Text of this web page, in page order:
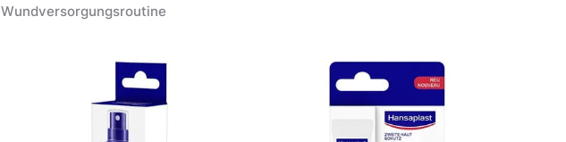
dünnen Film abgedeckt ist.
Trocknen lassen. Wenn nötig, Produktreste nach der Anwendung mit einer
sterilen Kompresse vom Tubenapplikator entfernen. Tube nach der
Anwendung gut verschließen. Bei Bedarf die Anwendung wiederholen. Der
Pflasterfilm löst sich mit der Zeit von selbst auf. Bitte lesen Sie für
ausführliche Informationen die Packungsbeilage
Wundversorgungsroutine